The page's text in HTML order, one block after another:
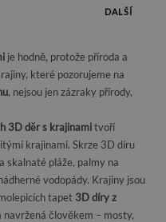
DALŠÍ
je hodně, protože příroda a
které pozorujeme na
, nejsou jen zázraky přírody,
3D děr s krajinamitvoří
krajinami. Skrze 3D díru
skalnaté pláže, palmy na
vodopády. Krajiny jsou
tapet 3D díry z
navržená člověkem – mosty,